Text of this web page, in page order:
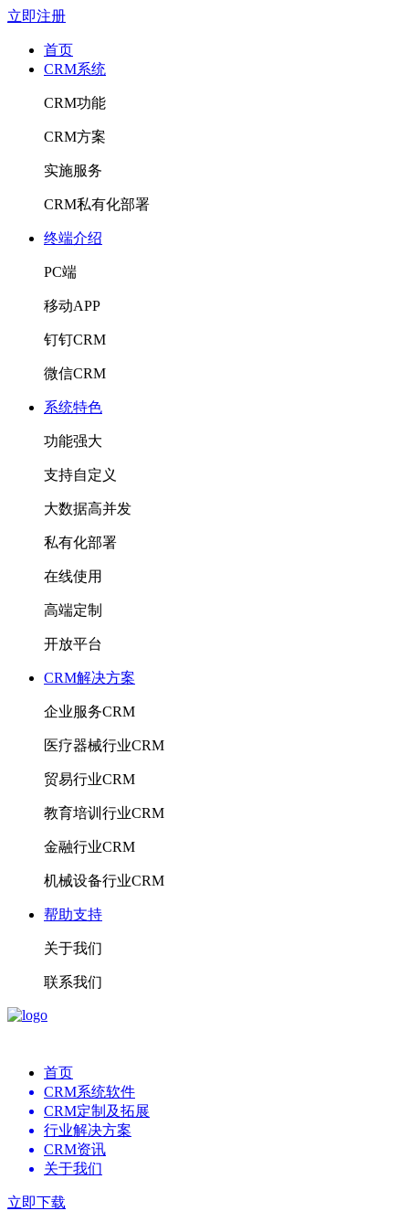
立即注册
首页
CRM系统
CRM功能
CRM方案
实施服务
CRM私有化部署
终端介绍
PC端
移动APP
钉钉CRM
微信CRM
系统特色
功能强大
支持自定义
大数据高并发
私有化部署
在线使用
高端定制
开放平台
CRM解决方案
企业服务CRM
医疗器械行业CRM
贸易行业CRM
教育培训行业CRM
金融行业CRM
机械设备行业CRM
帮助支持
关于我们
联系我们
首页
CRM系统软件
CRM定制及拓展
行业解决方案
CRM资讯
关于我们
立即下载